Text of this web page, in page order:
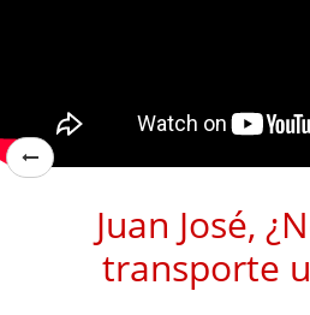
Juan José,
transporte